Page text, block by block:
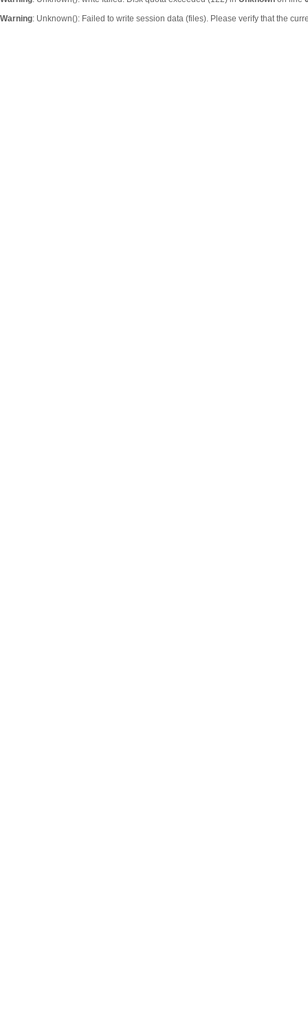
Warning: Unknown(): Failed to write session data (files). Please verify that the